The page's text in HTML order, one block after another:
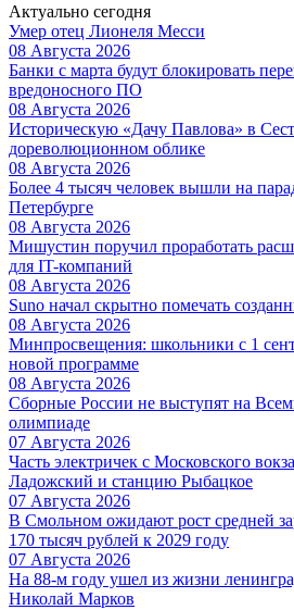
Актуально сегодня
Умер отец Лионеля Месси
08 Августа 2026
Банки с марта будут блокировать
вредоносного ПО
08 Августа 2026
Историческую «Дачу Павлова» в
дореволюционном облике
08 Августа 2026
Более 4 тысяч человек вышли на
Петербурге
08 Августа 2026
Мишустин поручил проработать
для IT-компаний
08 Августа 2026
Suno начал скрытно помечать
08 Августа 2026
Минпросвещения: школьники с 1
новой программе
08 Августа 2026
Сборные России не выступят на
олимпиаде
07 Августа 2026
Часть электричек с Московского
Ладожский и станцию Рыбацкое
07 Августа 2026
В Смольном ожидают рост средней
170 тысяч рублей к 2029 году
07 Августа 2026
На 88-м году ушел из жизни
Николай Марков